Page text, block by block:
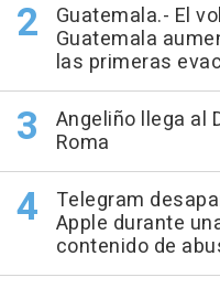
Guatemala.- El
Guatemala
las primeras
Angeliño llega al
Roma
Telegram
Apple durante
contenido de